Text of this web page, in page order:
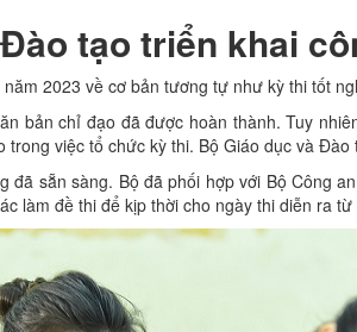
tạo triển khai
năm 2023 về cơ bản tương tự như kỳ thi tốt
bản chỉ đạo đã được hoàn thành. Tuy
trong việc tổ chức kỳ thi. Bộ Giáo dục và
đã sẵn sàng. Bộ đã phối hợp với Bộ Công
làm đề thi để kịp thời cho ngày thi diễn ra